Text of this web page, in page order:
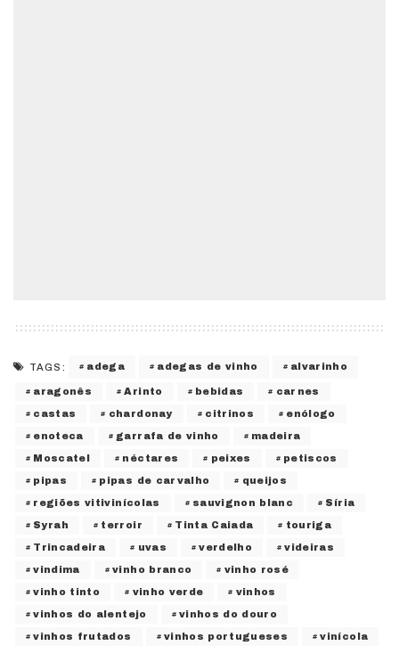
TAGS: adega adegas de vinho alvarinho
aragonês Arinto bebidas carnes
castas chardonay citrinos enólogo
enoteca garrafa de vinho madeira
Moscatel néctares peixes petiscos
pipas pipas de carvalho queijos
regiões vitivinícolas sauvignon blanc Síria
Syrah terroir Tinta Caiada touriga
Trincadeira uvas verdelho videiras
vindima vinho branco vinho rosé
vinho tinto vinho verde vinhos
vinhos do alentejo vinhos do douro
vinhos frutados vinhos portugueses vinícola